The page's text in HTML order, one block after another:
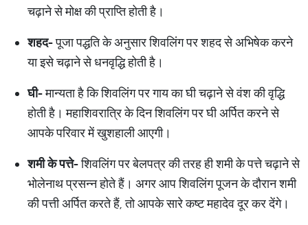
चढ़ाने से मोक्ष की प्राप्ति होती है।
शहद-पूजा पद्धति के अनुसार शिवलिंग पर शहद से अभिषेक करने
या इसे चढ़ाने से धनवृद्धि होती है।
घी-मान्यता है कि शिवलिंग पर गाय का घी चढ़ाने से वंश की वृद्धि
होती है। महाशिवरात्रि के दिन शिवलिंग पर घी अर्पित करने से
आपके परिवार में खुशहाली आएगी।
शमीकेपत्ते-शिवलिंग पर बेलपत्र की तरह ही शमी के पत्ते चढ़ाने से
भोलेनाथ प्रसन्न होते हैं। अगर आप शिवलिंग पूजन के दौरान शमी
की पत्ती अर्पित करते हैं, तो आपके सारे कष्ट महादेव दूर कर देंगे।